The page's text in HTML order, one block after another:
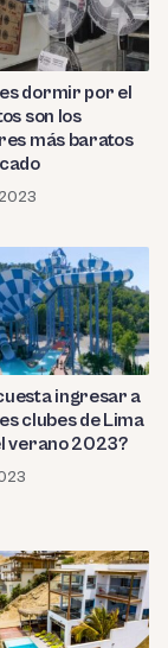
dormir por el
son los
más baratos
ingresar a
clubes de Lima
verano 2023?